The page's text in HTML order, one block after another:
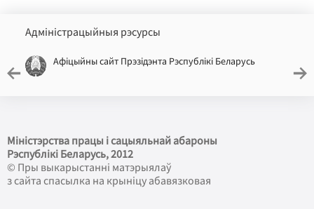
Адміністрацыйныя рэсурсы
Афіцыйны сайт Прэзідэнта Рэспублікі Беларусь
Міністэрства працы і сацыяльнай абароны
Рэспублікі Беларусь, 2012
© Пры выкарыстанні матэрыялаў
з сайта спасылка на крыніцу абавязковая